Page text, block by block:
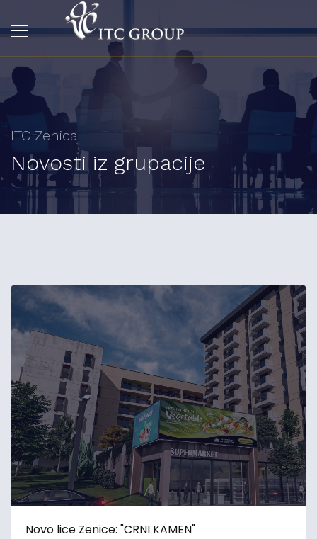
ITC Zenica
Novosti iz grupacije
Novo lice Zenice: "CRNI KAMEN"